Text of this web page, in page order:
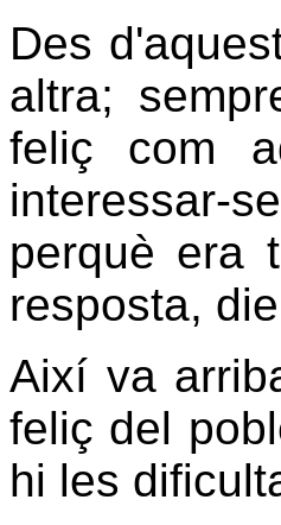
Des
altra;
feliç com
interessar-
perquè era
resposta,
Així va
feliç del
hi les